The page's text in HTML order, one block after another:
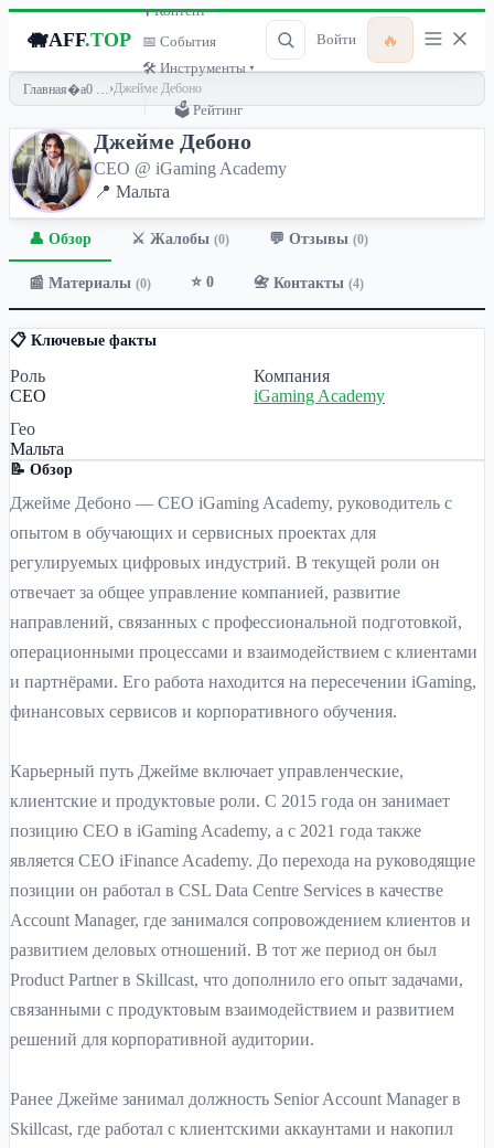
🐗AFF.TOP
🎙 Контент ▾
📅 События
🛠 Инструменты ▾
🗳 Рейтинг
Войти 🔥
Главная ›Джейме Дебоно
Джейме Дебоно
CEO @ iGaming Academy
📍 Мальта
👤 Обзор ⚔️ Жалобы (0) 💬 Отзывы (0)
📰 Материалы (0) ⭐ 0 📇 Контакты (4)
📋 Ключевые факты
Роль
CEO
Компания
iGaming Academy
Гео
Мальта
📝 Обзор
Джейме Дебоно — CEO iGaming Academy, руководитель с
опытом в обучающих и сервисных проектах для
регулируемых цифровых индустрий. В текущей роли он
отвечает за общее управление компанией, развитие
направлений, связанных с профессиональной подготовкой,
операционными процессами и взаимодействием с клиентами
и партнёрами. Его работа находится на пересечении iGaming,
финансовых сервисов и корпоративного обучения.
Карьерный путь Джейме включает управленческие,
клиентские и продуктовые роли. С 2015 года он занимает
позицию CEO в iGaming Academy, а с 2021 года также
является CEO iFinance Academy. До перехода на руководящие
позиции он работал в CSL Data Centre Services в качестве
Account Manager, где занимался сопровождением клиентов и
развитием деловых отношений. В тот же период он был
Product Partner в Skillcast, что дополнило его опыт задачами,
связанными с продуктовым взаимодействием и развитием
решений для корпоративной аудитории.
Ранее Джейме занимал должность Senior Account Manager в
Skillcast, где работал с клиентскими аккаунтами и накопил